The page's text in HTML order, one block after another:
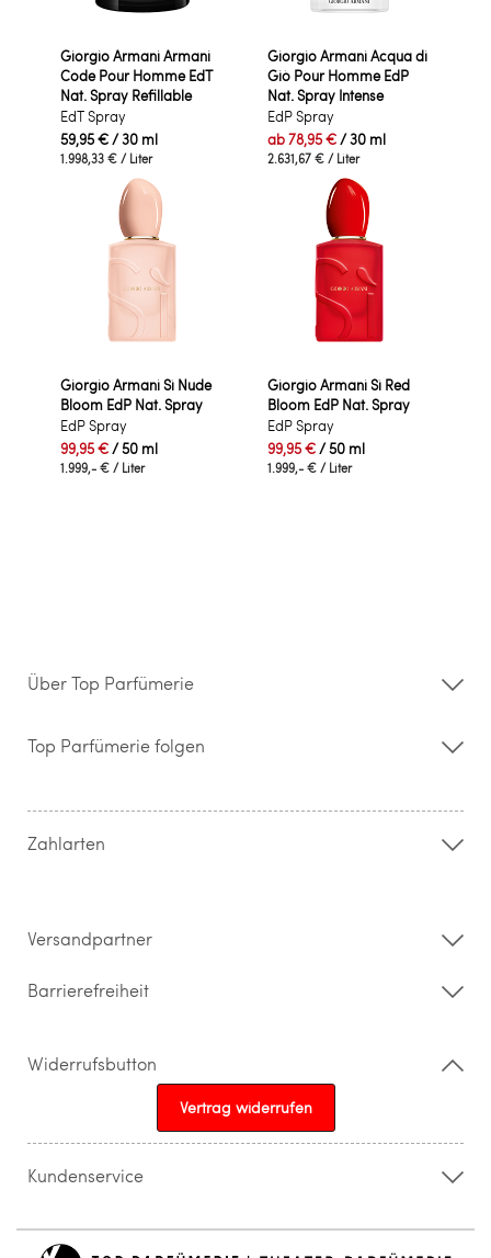
Giorgio Armani Armani
Code Pour Homme EdT
Nat. Spray Refillable
EdT Spray
59,95 €/ 30 ml
1.998,33 € / Liter
Giorgio Armani Acqua di
Giò Pour Homme EdP
Nat. Spray Intense
EdP Spray
ab78,95 €/ 30 ml
2.631,67 € / Liter
Giorgio Armani Sì Nude
Bloom EdP Nat. Spray
EdP Spray
99,95 €/ 50 ml
1.999,- € / Liter
Giorgio Armani Sì Red
Bloom EdP Nat. Spray
EdP Spray
99,95 €/ 50 ml
1.999,- € / Liter
Über Top Parfümerie
Storefinder
Kontakt
Widerrufsrecht & Rückgabebedingungen
Top Parfümerie folgen
Zahlarten
Versandpartner
Barrierefreiheit
Widerrufsbutton
Vertrag widerrufen
Kundenservice
info@topparfuemerie.de